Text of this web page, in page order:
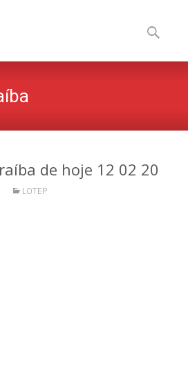
to
content
por:
de hoje 12 02 20
LOTEP